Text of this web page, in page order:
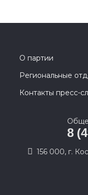
О партии
Региональные
Контакты пресс-
8
156 000, г.